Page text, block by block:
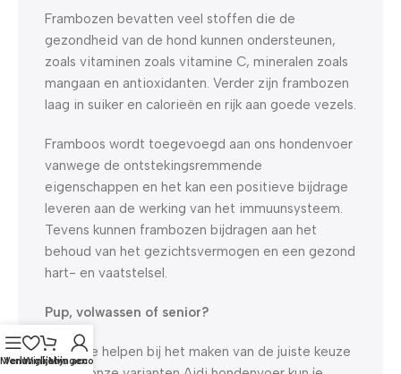
Frambozen bevatten veel stoffen die de
gezondheid van de hond kunnen ondersteunen,
zoals vitaminen zoals vitamine C, mineralen zoals
mangaan en antioxidanten. Verder zijn frambozen
laag in suiker en calorieën en rijk aan goede vezels.
Framboos wordt toegevoegd aan ons hondenvoer
vanwege de ontstekingsremmende
eigenschappen en het kan een positieve bijdrage
leveren aan de werking van het immuunsysteem.
Tevens kunnen frambozen bijdragen aan het
behoud van het gezichtsvermogen en een gezond
hart- en vaatstelsel.
Pup, volwassen of senior?
Om je te helpen bij het maken van de juiste keuze
Menu
Verlanglijst
Winkelwagen
Mijn account